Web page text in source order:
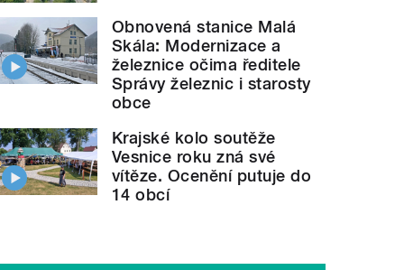
Obnovená stanice Malá
Skála: Modernizace a
železnice očima ředitele
Správy železnic i starosty
obce
Krajské kolo soutěže
Vesnice roku zná své
vítěze. Ocenění putuje do
14 obcí